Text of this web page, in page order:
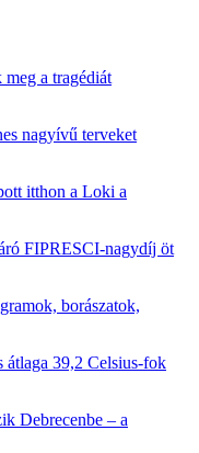
a tragédiát
nagyívű terveket
itthon a Loki a
FIPRESCI-nagydíj öt
borászatok,
átlaga 39,2 Celsius-fok
Debrecenbe – a